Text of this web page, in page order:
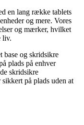
en lang række tablets
og mere. Vores
og mærker, hvilket
liv.
base og skridsikre
plads på enhver
skridsikre
på plads uden at